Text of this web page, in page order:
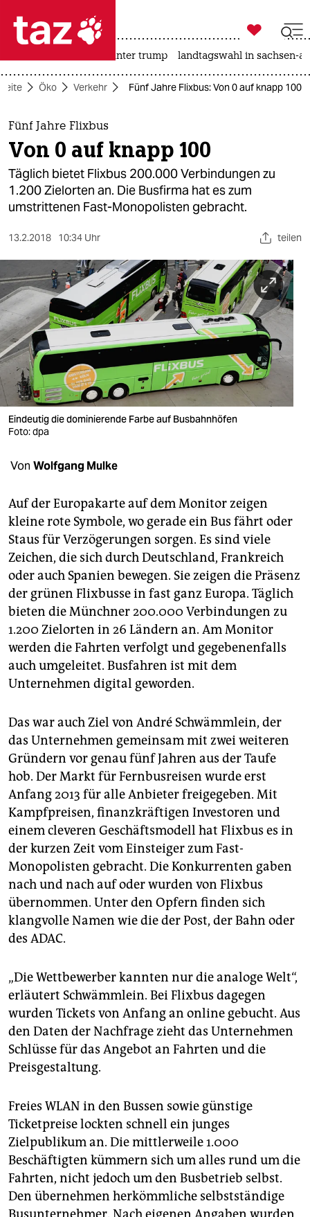
 taz zahl ich
taz zahl ich
themen
politik
öko
sport
berlin
nord
wahrheit
verlag
verlag
veranstaltungen
fragen & hilfe
unterstützen
abo
genossenschaft
epaper login

taz zahl ich
usa unter trump landtagswahl in sachsen-
Öko Verkehr Fünf Jahre Flixbus: Von 0 auf knapp 100
Fünf Jahre Flixbus
Von 0 auf knapp 100
Täglich bietet Flixbus 200.000 Verbindungen zu
1.200 Zielorten an. Die Busfirma hat es zum
umstrittenen Fast-Monopolisten gebracht.
13.2.2018 10:34 Uhr teilen
Eindeutig die dominierende Farbe auf Busbahnhöfen
Foto: dpa
Von Wolfgang Mulke
Auf der Europakarte auf dem Monitor zeigen
kleine rote Symbole, wo gerade ein Bus fährt oder
Staus für Verzögerungen sorgen. Es sind viele
Zeichen, die sich durch Deutschland, Frankreich
oder auch Spanien bewegen. Sie zeigen die Präsenz
der grünen Flixbusse in fast ganz Europa. Täglich
bieten die Münchner 200.000 Verbindungen zu
1.200 Zielorten in 26 Ländern an. Am Monitor
werden die Fahrten verfolgt und gegebenenfalls
auch umgeleitet. Busfahren ist mit dem
Unternehmen digital geworden.
Das war auch Ziel von André Schwämmlein, der
das Unternehmen gemeinsam mit zwei weiteren
Gründern vor genau fünf Jahren aus der Taufe
hob. Der Markt für Fernbusreisen wurde erst
Anfang 2013 für alle Anbieter freigegeben. Mit
Kampfpreisen, finanzkräftigen Investoren und
einem cleveren Geschäftsmodell hat Flixbus es in
der kurzen Zeit vom Einsteiger zum Fast-
Monopolisten gebracht. Die Konkurrenten gaben
nach und nach auf oder wurden von Flixbus
übernommen. Unter den Opfern finden sich
klangvolle Namen wie die der Post, der Bahn oder
des ADAC.
„Die Wettbewerber kannten nur die analoge Welt“,
erläutert Schwämmlein. Bei Flixbus dagegen
wurden Tickets von Anfang an online gebucht. Aus
den Daten der Nachfrage zieht das Unternehmen
Schlüsse für das Angebot an Fahrten und die
Preisgestaltung.
Freies WLAN in den Bussen sowie günstige
Ticketpreise lockten schnell ein junges
Zielpublikum an. Die mittlerweile 1.000
Beschäftigten kümmern sich um alles rund um die
Fahrten, nicht jedoch um den Busbetrieb selbst.
Den übernehmen herkömmliche selbstständige